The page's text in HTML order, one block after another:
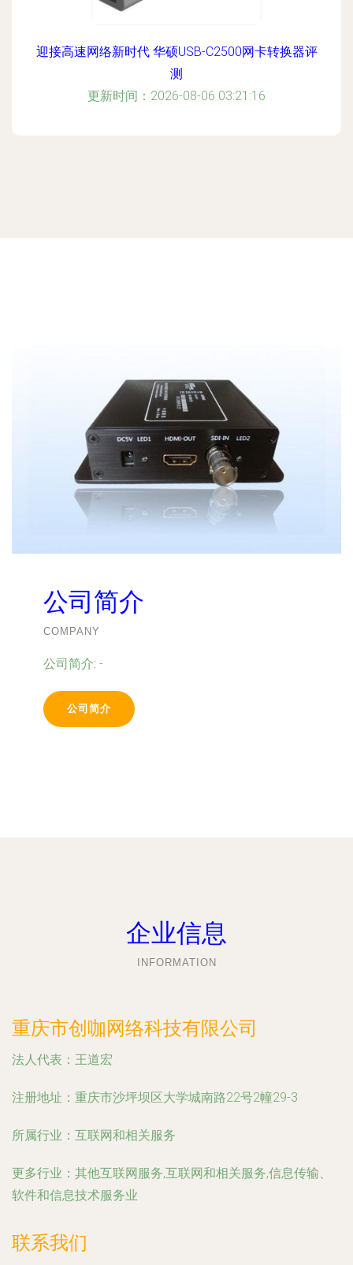
迎接高速网络新时代 华硕USB-C2500网卡转换器评
测
更新时间：2026-08-06 03:21:16
公司简介
COMPANY
公司简介: -
公司简介
企业信息
INFORMATION
重庆市创咖网络科技有限公司
法人代表： 王道宏
注册地址： 重庆市沙坪坝区大学城南路22号2幢29-3
所属行业： 互联网和相关服务
更多行业： 其他互联网服务,互联网和相关服务,信息传输、
软件和信息技术服务业
联系我们